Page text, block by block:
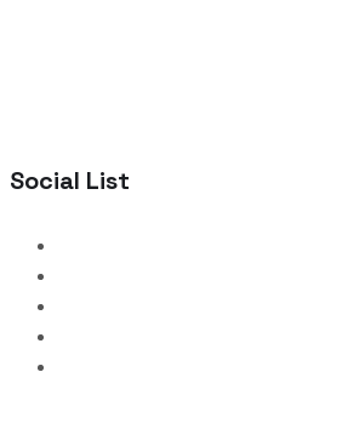
Social List